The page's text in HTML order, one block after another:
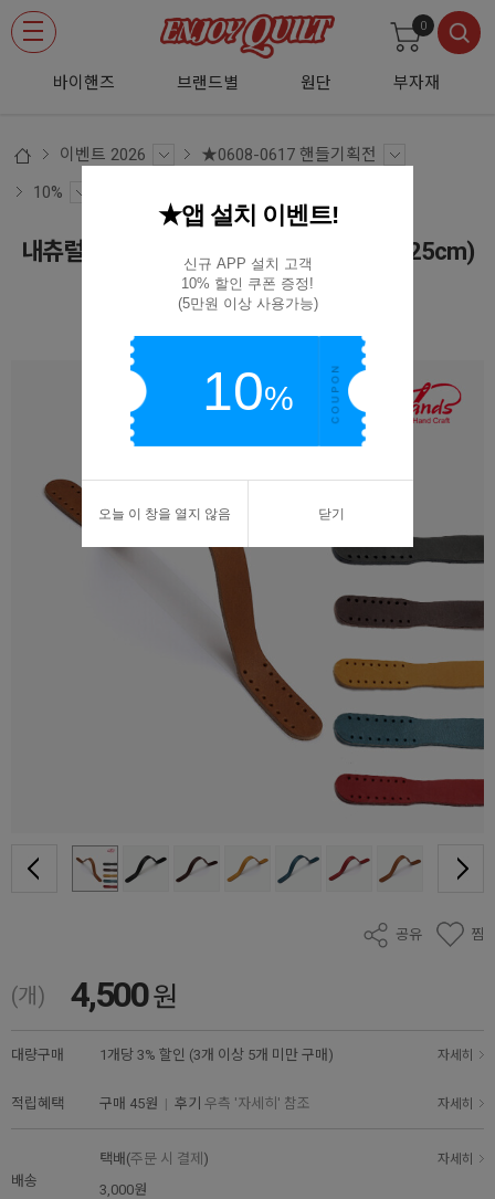
바이핸즈 브랜드별 원단 부자재
0
이벤트 2026
★0608-0617 핸들기획전
10%
내츄럴 아웃라인 미니 손잡이 통가죽 핸들(25cm)
20-2602
공유 찜
(개) 4,500원
대량구매 1개당 3% 할인 (3개 이상 5개 미만 구매) 자세히
적립혜택 구매 45원 | 후기 우측 '자세히' 참조 자세히
배송
택배(주문 시 결제 ) 자세히
3,000원
★앱 설치 이벤트!
신규 APP 설치 고객
10% 할인 쿠폰 증정!
(5만원 이상 사용가능)
10%
오늘 이 창을 열지 않음 닫기